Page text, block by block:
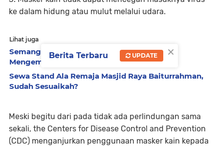
ke dalam hidung atau mulut melalui udara.
Lihat juga
Semangat Ramadan: Cerminan Semangat
Mengembangkan Perekonomian di Aceh
Sewa Stand Ala Remaja Masjid Raya Baiturrahman,
Sudah Sesuaikah?
Meski begitu dari pada tidak ada perlindungan sama
sekali, the Centers for Disease Control and Prevention
(CDC) menganjurkan penggunaan masker kain kepada
×
Berita Terbaru UPDATE